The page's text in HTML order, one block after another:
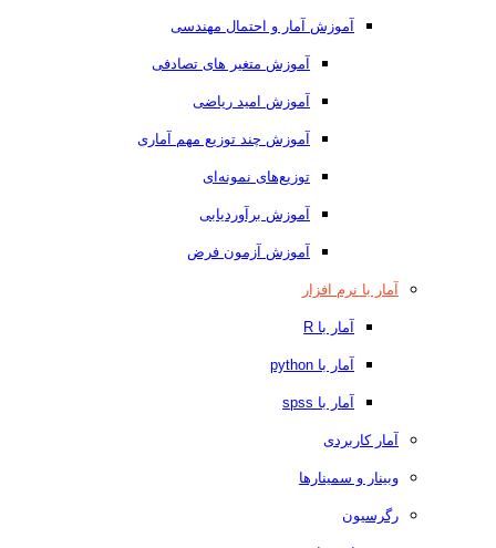
آموزش آمار و احتمال مهندسی
آموزش متغیر های تصادفی
آموزش امید ریاضی
آموزش چند توزیع مهم آماری
توزیع‌های نمونه‌ای
آموزش برآوردیابی
آموزش آزمون فرض
آمار با نرم افزار
آمار با R
آمار با python
آمار با spss
آمار کاربردی
وبینار و سمینارها
رگرسیون